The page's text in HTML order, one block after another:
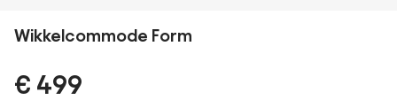
Wikkelcommode Form
€ 499